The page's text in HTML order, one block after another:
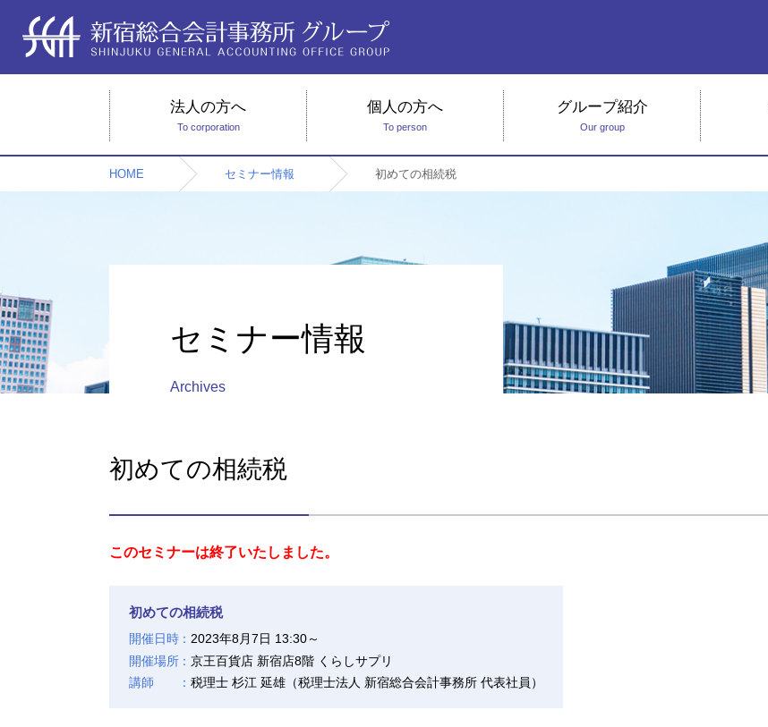
法人の方へ
To corporation
個人の方へ
To person
グループ紹介
Our group
HOME セミナー情報 初めての相続税
セミナー情報
Archives
初めての相続税
このセミナーは終了いたしました。
初めての相続税
開催日時
2023年8月7日 13:30～
開催場所
京王百貨店 新宿店8階 くらしサプリ
講師
税理士 杉江 延雄（税理士法人 新宿総合会計事務所 代表社員）